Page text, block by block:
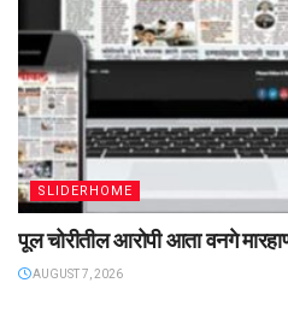
SLIDERHOME
पूल चोरीतील आरोपी आता वनगे
AUGUST 7, 2026